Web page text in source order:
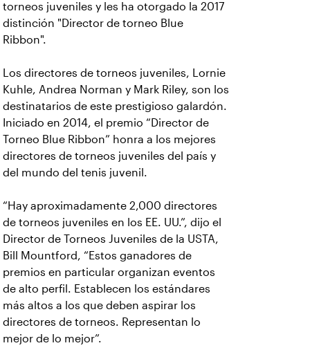
torneos juveniles y les ha otorgado la 2017
distinción "Director de torneo Blue
Ribbon".
Los directores de torneos juveniles, Lornie
Kuhle, Andrea Norman y Mark Riley, son los
destinatarios de este prestigioso galardón.
Iniciado en 2014, el premio “Director de
Torneo Blue Ribbon” honra a los mejores
directores de torneos juveniles del país y
del mundo del tenis juvenil.
“Hay aproximadamente 2,000 directores
de torneos juveniles en los EE. UU.”, dijo el
Director de Torneos Juveniles de la USTA,
Bill Mountford, “Estos ganadores de
premios en particular organizan eventos
de alto perfil. Establecen los estándares
más altos a los que deben aspirar los
directores de torneos. Representan lo
mejor de lo mejor”.